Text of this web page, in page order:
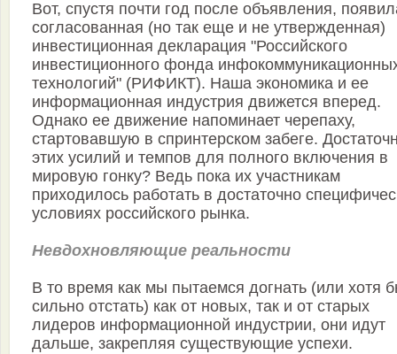
Вот, спустя почти год после объявления,
согласованная (но так еще и не утвержденная)
инвестиционная декларация "Российского
инвестиционного фонда
технологий" (РИФИКТ). Наша экономика и ее
информационная индустрия движется вперед.
Однако ее движение напоминает черепаху,
стартовавшую в спринтерском забеге.
этих усилий и темпов для полного включения в
мировую гонку? Ведь пока их участникам
приходилось работать в достаточно
условиях российского рынка.
Невдохновляющие реальности
В то время как мы пытаемся догнать (или хотя
сильно отстать) как от новых, так и от старых
лидеров информационной индустрии, они идут
дальше, закрепляя существующие успехи.